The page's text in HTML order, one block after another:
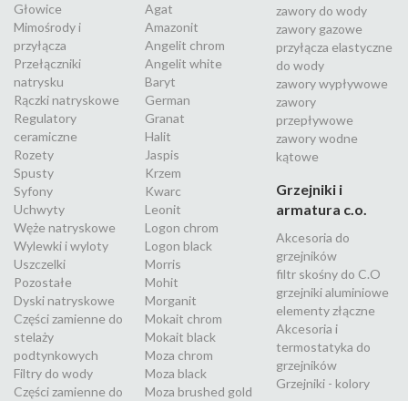
Głowice
Mimośrody i
przyłącza
Przełączniki
natrysku
Rączki natryskowe
Regulatory
ceramiczne
Rozety
Spusty
Syfony
Uchwyty
Węże natryskowe
Wylewki i wyloty
Uszczelki
Pozostałe
Dyski natryskowe
Części zamienne do
stelaży
podtynkowych
Filtry do wody
Części zamienne do
Agat
Amazonit
Angelit chrom
Angelit white
Baryt
German
Granat
Halit
Jaspis
Krzem
Kwarc
Leonit
Logon chrom
Logon black
Morris
Mohit
Morganit
Mokait chrom
Mokait black
Moza chrom
Moza black
Moza brushed gold
zawory do wody
zawory gazowe
przyłącza elastyczne
do wody
zawory wypływowe
zawory
przepływowe
zawory wodne
kątowe
Grzejniki i
armatura c.o.
Akcesoria do
grzejników
filtr skośny do C.O
grzejniki aluminiowe
elementy złączne
Akcesoria i
termostatyka do
grzejników
Grzejniki - kolory